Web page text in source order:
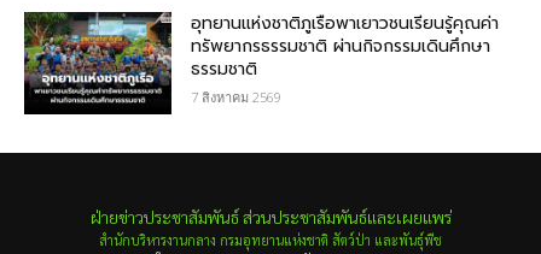
อุทยานแห่งชาติภูเรือพาเยาวชนเรียนรู้คุณค่า
ทรัพยากรธรรมชาติ ผ่านกิจกรรมเดินศึกษา
ธรรมชาติ
7 สิงหาคม 2569
ฝ่ายข่าวประชาสัมพันธ์ ส่วนประชาสัมพันธ์และเผยแพร่
สำนักบริหารงานกลาง กรมอุทยานแห่งชาติ สัตว์ป่า และพันธุ์พืช